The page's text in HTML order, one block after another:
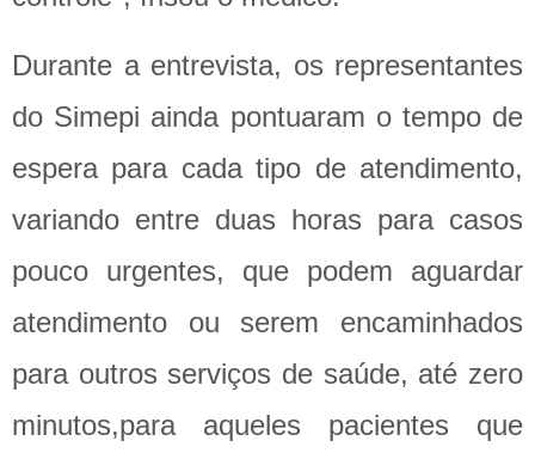
Durante a entrevista, os representantes
do Simepi ainda pontuaram o tempo de
espera para cada tipo de atendimento,
variando entre duas horas para casos
pouco urgentes, que podem aguardar
atendimento ou serem encaminhados
para outros serviços de saúde, até zero
minutos,para aqueles pacientes que